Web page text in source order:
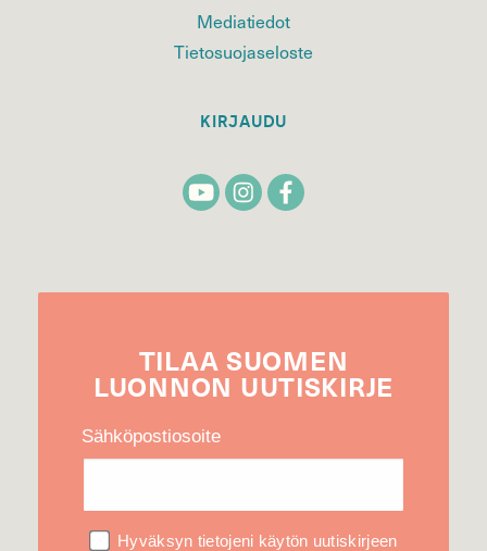
Mediatiedot
Tietosuojaseloste
KIRJAUDU
TILAA SUOMEN
LUONNON UUTIS­KIRJE
Sähköpostiosoite
Hyväksyn tietojeni käytön uutiskirjeen